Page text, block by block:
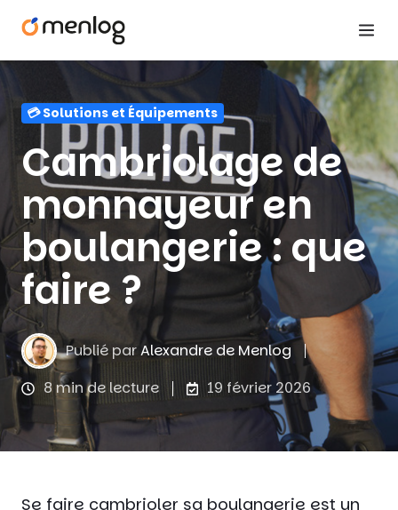
💳 Solutions et Équipements
Cambriolage de
monnayeur en
boulangerie : que
faire ?
Publié parAlexandre de Menlog
8 min de lecture
19 février 2026
Se faire cambrioler sa boulangerie est un